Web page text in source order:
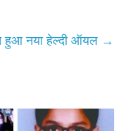
हुआ नया हेल्दी ऑयल →